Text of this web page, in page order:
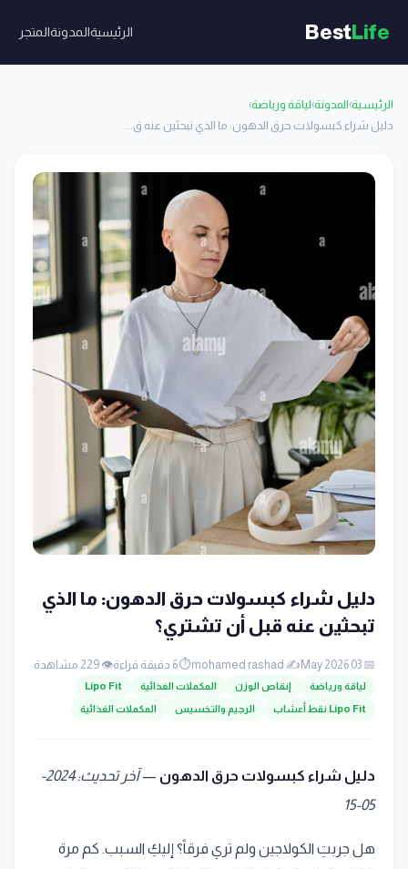
BestLife الرئيسيةالمدونةالمتجر
الرئيسية›المدونة›لياقة ورياضة›
دليل شراء كبسولات حرق الدهون: ما الذي تبحثين عنه ق...
دليل شراء كبسولات حرق الدهون: ما الذي
تبحثين عنه قبل أن تشتري؟
📅 03 May 2026
✍️ mohamed rashad ⏱️ 6 دقيقة قراءة 👁️ 229 مشاهدة
لياقة ورياضة إنقاص الوزن المكملات الغذائية Lipo Fit
Lipo Fit نقط أعشاب الرجيم والتخسيس المكملات الغذائية
دليل شراء كبسولات حرق الدهون —
آخر تحديث: 2024-
05-15
هل جربتِ الكولاجين ولم تري فرقاً؟ إليكِ السبب. كم مرة